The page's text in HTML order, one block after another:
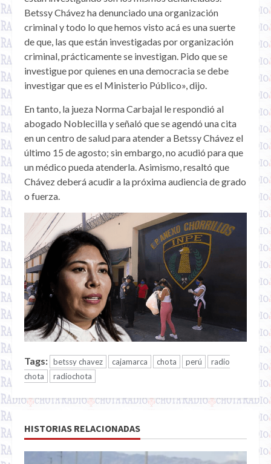
Betssy Chávez ha denunciado una organización
criminal y todo lo que hemos visto acá es una suerte
de que, las que están investigadas por organización
criminal, prácticamente se investigan. Pido que se
investigue por quienes en una democracia se debe
investigar que es el Ministerio Público», dijo.
En tanto, la jueza Norma Carbajal le respondió al
abogado Noblecilla y señaló que se agendó una cita
en un centro de salud para atender a Betssy Chávez el
último 15 de agosto; sin embargo, no acudió para que
un médico pueda atenderla. Asimismo, resaltó que
Chávez deberá acudir a la próxima audiencia de grado
o fuerza.
Tags: betssy chavez cajamarca chota perú
radio
chota
radiochota
HISTORIAS RELACIONADAS